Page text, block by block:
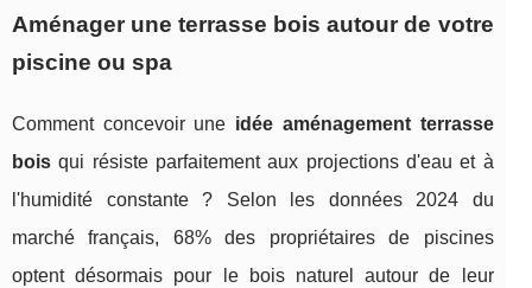
Aménager une terrasse bois autour de votre
piscine ou spa
Comment concevoir une idée aménagement terrasse
bois qui résiste parfaitement aux projections d'eau et à
l'humidité constante ? Selon les données 2024 du
marché français, 68% des propriétaires de piscines
optent désormais pour le bois naturel autour de leur